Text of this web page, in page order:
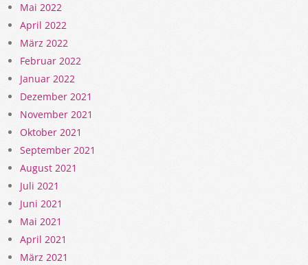
Mai 2022
April 2022
März 2022
Februar 2022
Januar 2022
Dezember 2021
November 2021
Oktober 2021
September 2021
August 2021
Juli 2021
Juni 2021
Mai 2021
April 2021
März 2021